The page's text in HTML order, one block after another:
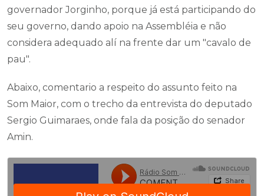
governador Jorginho, porque já está participando do
seu governo, dando apoio na Assembléia e não
considera adequado alí na frente dar um "cavalo de
pau".
Abaixo, comentario a respeito do assunto feito na
Som Maior, com o trecho da entrevista do deputado
Sergio Guimaraes, onde fala da posição do senador
Amin.